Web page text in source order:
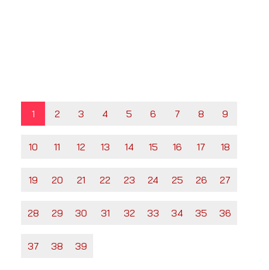
1 2 3 4 5 6 7 8 9
10 11 12 13 14 15 16 17 18
19 20 21 22 23 24 25 26 27
28 29 30 31 32 33 34 35 36
37 38 39